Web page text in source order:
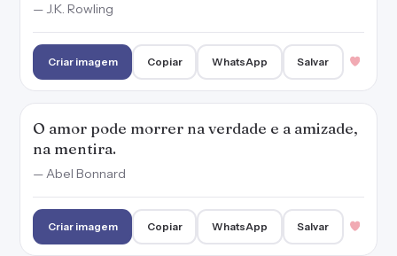
— J.K. Rowling
Criar imagem Copiar WhatsApp Salvar
O amor pode morrer na verdade e a amizade,
na mentira.
— Abel Bonnard
Criar imagem Copiar WhatsApp Salvar